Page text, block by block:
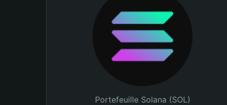
Portefeuille Solana (SOL)